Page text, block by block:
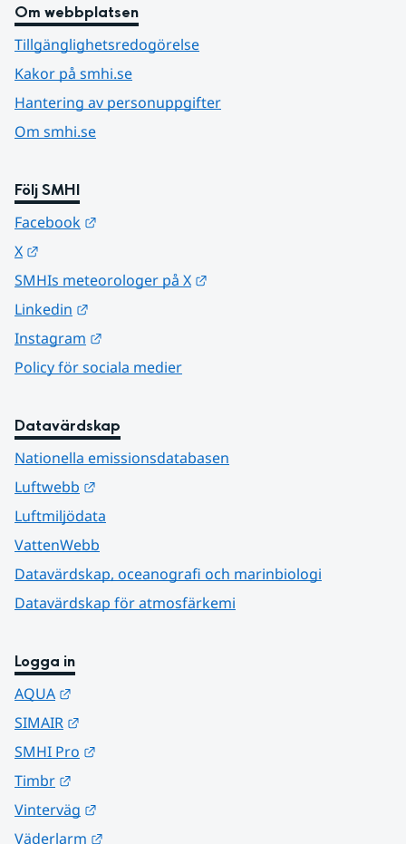
Om webbplatsen
Tillgänglighetsredogörelse
Kakor på smhi.se
Hantering av personuppgifter
Om smhi.se
Följ SMHI
Facebook
X
SMHIs meteorologer på X
Linkedin
Instagram
Policy för sociala medier
Datavärdskap
Nationella emissionsdatabasen
Luftwebb
Luftmiljödata
VattenWebb
Datavärdskap, oceanografi och marinbiologi
Datavärdskap för atmosfärkemi
Logga in
AQUA
SIMAIR
SMHI Pro
Timbr
Vinterväg
Väderlarm